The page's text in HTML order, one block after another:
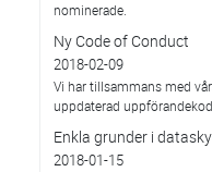
nominerade.
Ny Code of Conduct
2018-02-09
Vi har tillsammans med
uppdaterad
Enkla grunder i
2018-01-15